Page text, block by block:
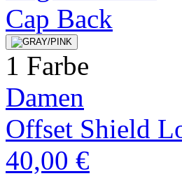
1 Farbe
Damen
Offset Shield
40,00 €